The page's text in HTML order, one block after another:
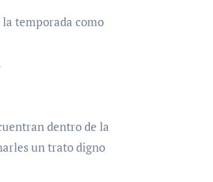
temporada como
dentro de la
un trato digno